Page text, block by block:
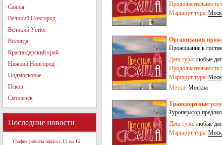
Саяны
Великий Новгород
Великий Устюг
Вологда
Краснодарский край
Нижний Новгород
Подмосковье
Псков
Смоленск
Последние новости
График работы офиса с 11 по 15
Продолжительность
Маршрут тура:
Организация
Проживание в
Дата тура: любые
Продолжительность
Маршрут тура:
Метки: Москва
Транспортные
Туроператор
Дата тура: любые
Маршрут тура: